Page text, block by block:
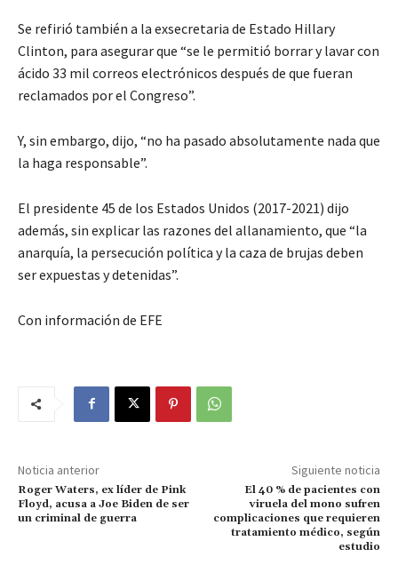
Se refirió también a la exsecretaria de Estado Hillary
Clinton, para asegurar que “se le permitió borrar y lavar con
ácido 33 mil correos electrónicos después de que fueran
reclamados por el Congreso”.
Y, sin embargo, dijo, “no ha pasado absolutamente nada que
la haga responsable”.
El presidente 45 de los Estados Unidos (2017-2021) dijo
además, sin explicar las razones del allanamiento, que “la
anarquía, la persecución política y la caza de brujas deben
ser expuestas y detenidas”.
Con información de EFE
Noticia anterior
Roger Waters, ex líder de Pink
Floyd, acusa a Joe Biden de ser
un criminal de guerra
Siguiente noticia
El 40 % de pacientes con
viruela del mono sufren
complicaciones que requieren
tratamiento médico, según
estudio